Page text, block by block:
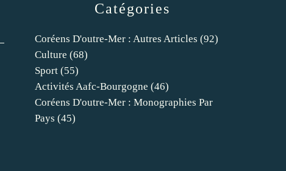
Catégories
Coréens D'outre-Mer : Autres Articles (92)
Culture (68)
Sport (55)
Activités Aafc-Bourgogne (46)
Coréens D'outre-Mer : Monographies Par
Pays (45)